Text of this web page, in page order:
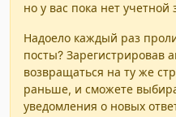
но у вас пока нет учетной
Надоело каждый раз
посты? Зарегистрировав
возвращаться на ту же
раньше, и сможете
уведомления о новых